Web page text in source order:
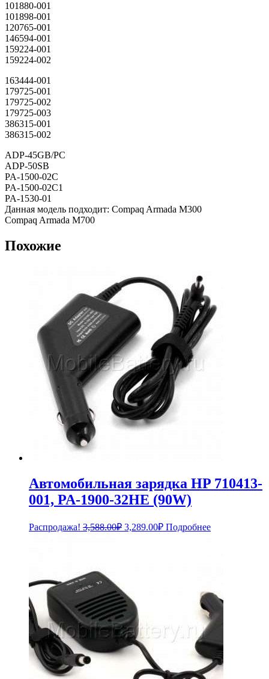
101880-001
101898-001
120765-001
146594-001
159224-001
159224-002
163444-001
179725-001
179725-002
179725-003
386315-001
386315-002
ADP-45GB/PC
ADP-50SB
PA-1500-02C
PA-1500-02C1
PA-1530-01
Данная модель подходит: Compaq Armada M300
Compaq Armada M700
Похожие
Автомобильная зарядка HP 710413-
001, PA-1900-32HE (90W)
Распродажа! 3,588.00₽ Первоначальная
3,289.00₽Текущая
цена:
Подробнее